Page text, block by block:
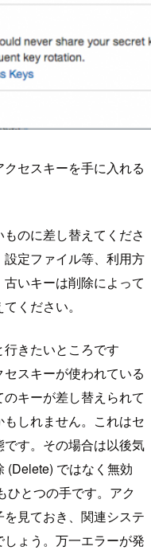
セスキーを手に入れる
のに差し替えてくださ
定ファイル等、利用方
いキーは削除によって
ください。
きたいところです
スキーが使われている
キーが差し替えられて
しれません。これはセ
す。その場合は以後気
(Delete) ではなく無効
ひとつの手です。アク
見ておき、関連システ
ょう。万一エラーが発